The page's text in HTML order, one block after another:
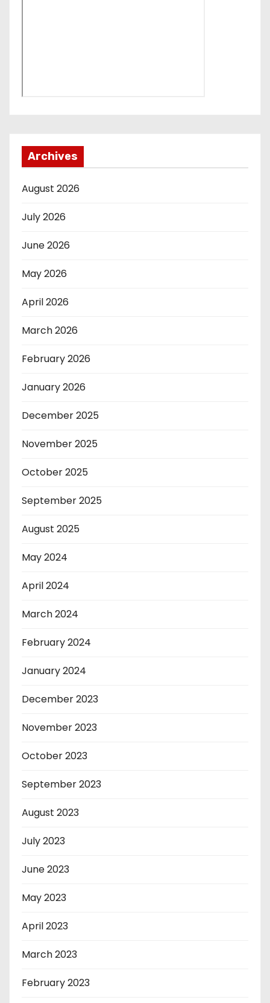
Archives
August 2026
July 2026
June 2026
May 2026
April 2026
March 2026
February 2026
January 2026
December 2025
November 2025
October 2025
September 2025
August 2025
May 2024
April 2024
March 2024
February 2024
January 2024
December 2023
November 2023
October 2023
September 2023
August 2023
July 2023
June 2023
May 2023
April 2023
March 2023
February 2023